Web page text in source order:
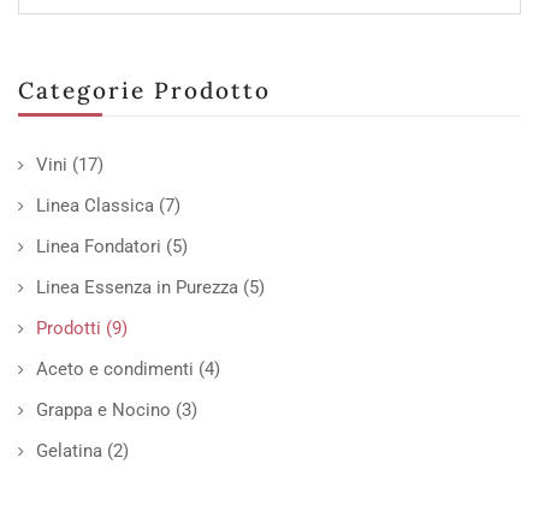
Categorie Prodotto
Vini (17)
Linea Classica (7)
Linea Fondatori (5)
Linea Essenza in Purezza (5)
Prodotti (9)
Aceto e condimenti (4)
Grappa e Nocino (3)
Gelatina (2)